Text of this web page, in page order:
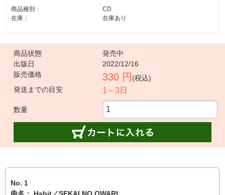
商品種別：
CD
在庫：
在庫あり
商品状態
発売中
出版日
2022/12/16
販売価格
330 円 (税込)
発送までの目安
1～3日
数量
No. 1